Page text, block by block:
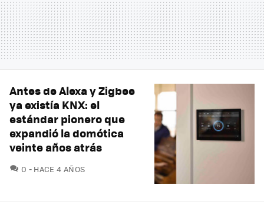
Antes de Alexa y Zigbee
ya existía KNX: el
estándar pionero que
expandió la domótica
veinte años atrás
0 COMENTARIOS
HACE 4 AÑOS